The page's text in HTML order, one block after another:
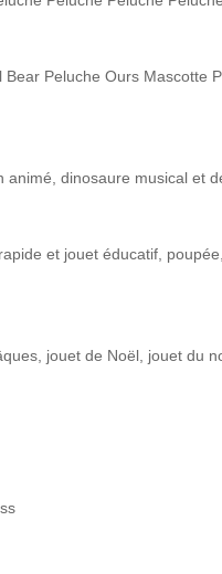
Peluche Ours Mascotte
dinosaure musical et
et jouet éducatif,
jouet de Noël, jouet du